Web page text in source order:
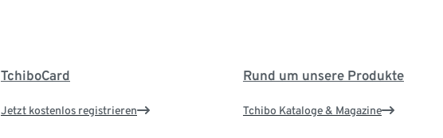
TchiboCard
Jetzt kostenlos registrieren
Rund um unsere Produkte
Tchibo Kataloge & Magazine